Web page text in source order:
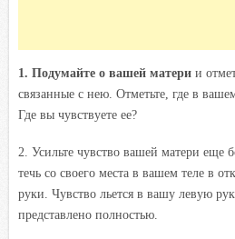
1. Подумайте о вашей матери и
связанные с нею. Отметьте, где в
Где вы чувствуете ее?
2. Усильте чувство вашей матери еще
течь со своего места в вашем теле в
руки. Чувство льется в вашу левую
представлено полностью.